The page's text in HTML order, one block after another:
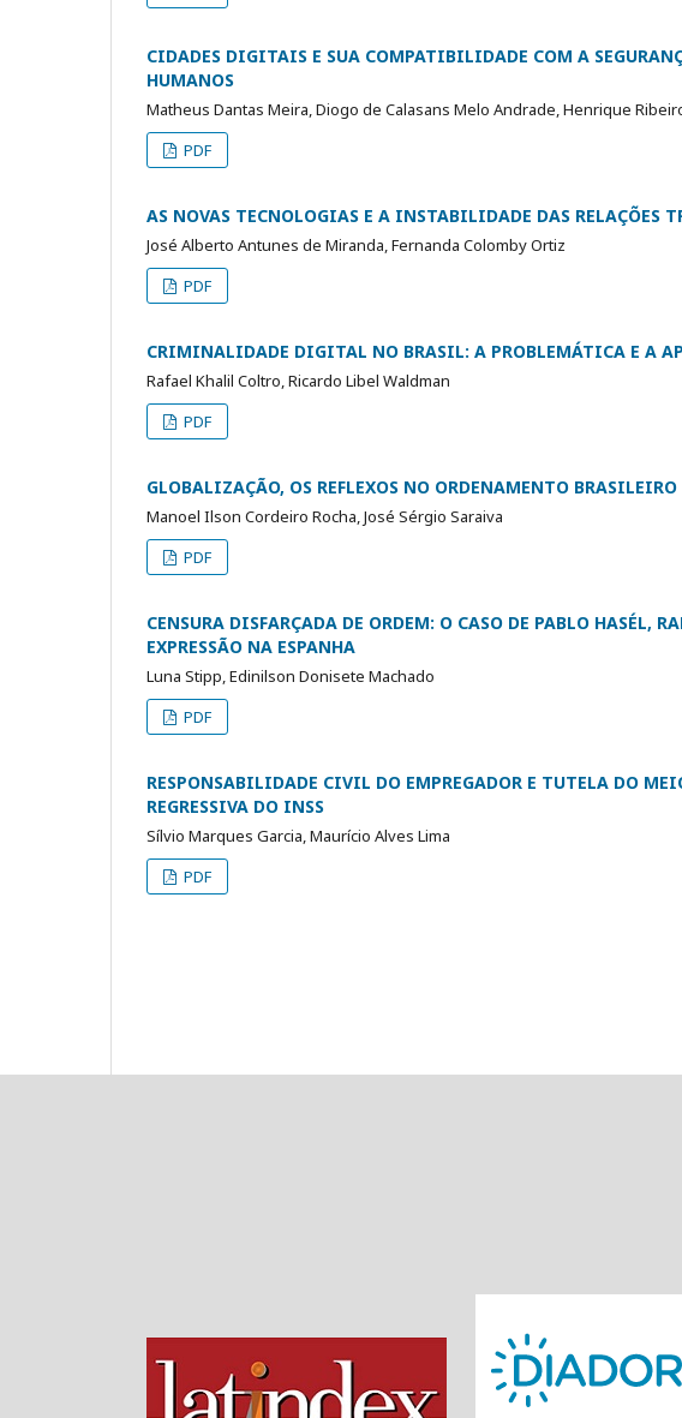
CIDADES DIGITAIS E SUA COMPATIBILIDADE COM A
HUMANOS
Matheus Dantas Meira, Diogo de Calasans Melo Andrade, Henrique
PDF
AS NOVAS TECNOLOGIAS E A INSTABILIDADE DAS RELAÇÕES
José Alberto Antunes de Miranda, Fernanda Colomby Ortiz
PDF
CRIMINALIDADE DIGITAL NO BRASIL: A PROBLEMÁTICA E A
Rafael Khalil Coltro, Ricardo Libel Waldman
PDF
GLOBALIZAÇÃO, OS REFLEXOS NO ORDENAMENTO
Manoel Ilson Cordeiro Rocha, José Sérgio Saraiva
PDF
CENSURA DISFARÇADA DE ORDEM: O CASO DE PABLO HASÉL,
EXPRESSÃO NA ESPANHA
Luna Stipp, Edinilson Donisete Machado
PDF
RESPONSABILIDADE CIVIL DO EMPREGADOR E TUTELA DO
REGRESSIVA DO INSS
Sílvio Marques Garcia, Maurício Alves Lima
PDF